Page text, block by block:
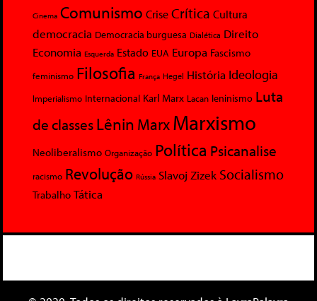
Cinema Comunismo Crise Crítica Cultura
democracia Democracia burguesa Dialética Direito
Economia Esquerda Estado EUA Europa Fascismo
feminismo Filosofia França Hegel História Ideologia
Imperialismo Internacional Karl Marx Lacan leninismo Luta
de classesLênin MarxMarxismo
Neoliberalismo Organização Política Psicanalise
racismo Revolução Rússia Slavoj Zizek Socialismo
Trabalho Tática